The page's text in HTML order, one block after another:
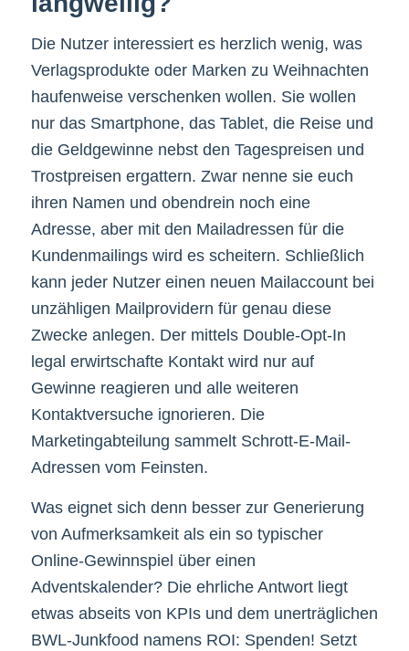
Die Nutzer interessiert es herzlich wenig, was
Verlagsprodukte oder Marken zu Weihnachten
haufenweise verschenken wollen. Sie wollen
nur das Smartphone, das Tablet, die Reise und
die Geldgewinne nebst den Tagespreisen und
Trostpreisen ergattern. Zwar nenne sie euch
ihren Namen und obendrein noch eine
Adresse, aber mit den Mailadressen für die
Kundenmailings wird es scheitern. Schließlich
kann jeder Nutzer einen neuen Mailaccount bei
unzähligen Mailprovidern für genau diese
Zwecke anlegen. Der mittels Double-Opt-In
legal erwirtschafte Kontakt wird nur auf
Gewinne reagieren und alle weiteren
Kontaktversuche ignorieren. Die
Marketingabteilung sammelt Schrott-E-Mail-
Adressen vom Feinsten.
Was eignet sich denn besser zur Generierung
von Aufmerksamkeit als ein so typischer
Online-Gewinnspiel über einen
Adventskalender? Die ehrliche Antwort liegt
etwas abseits von KPIs und dem unerträglichen
BWL-Junkfood namens ROI: Spenden! Setzt